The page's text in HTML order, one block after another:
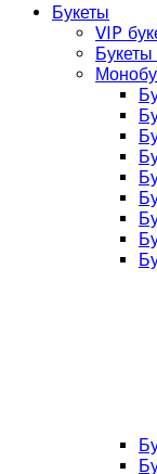
Букеты
VIP